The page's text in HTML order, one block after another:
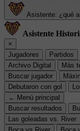
Asistente: ¿qué
Asistente
×
Jugadores
Partidos
Archivo Digital
Más
Buscar jugador
Debutaron con gol
← Menú principal
Buscar resultados
Las goleadas vs. River